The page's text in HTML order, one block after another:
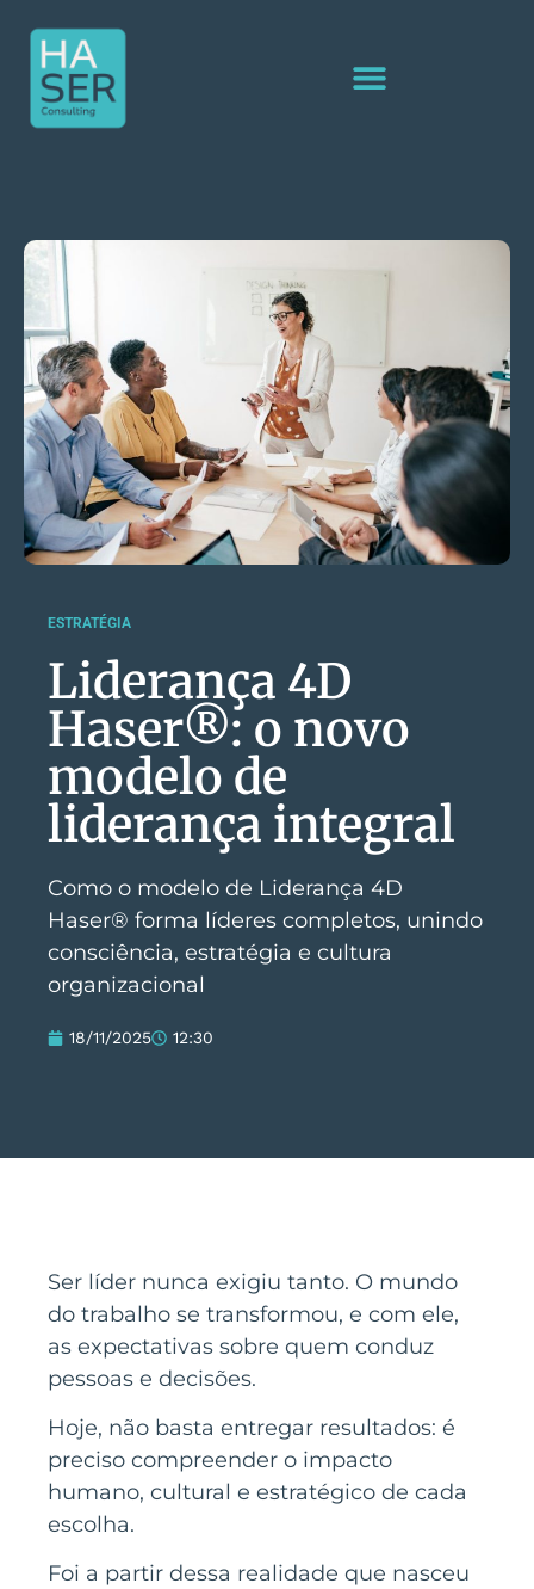
ESTRATÉGIA
Liderança 4D
Haser®: o novo
modelo de
liderança integral
Como o modelo de Liderança 4D
Haser® forma líderes completos, unindo
consciência, estratégia e cultura
organizacional
18/11/2025 12:30
Ser líder nunca exigiu tanto. O mundo
do trabalho se transformou, e com ele,
as expectativas sobre quem conduz
pessoas e decisões.
Hoje, não basta entregar resultados: é
preciso compreender o impacto
humano, cultural e estratégico de cada
escolha.
Foi a partir dessa realidade que nasceu